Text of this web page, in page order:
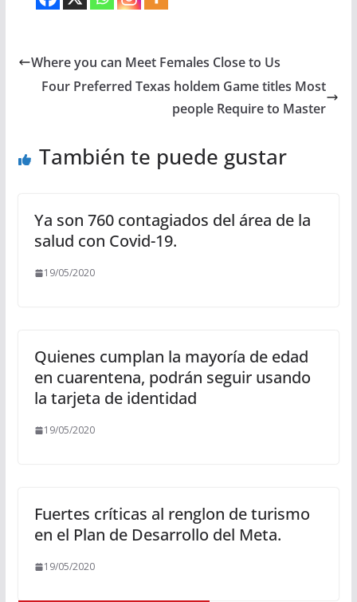
Where you can Meet Females Close to Us
Four Preferred Texas holdem Game titles Most
people Require to Master
También te puede gustar
Ya son 760 contagiados del área de la
salud con Covid-19.
19/05/2020
Quienes cumplan la mayoría de edad
en cuarentena, podrán seguir usando
la tarjeta de identidad
19/05/2020
Fuertes críticas al renglon de turismo
en el Plan de Desarrollo del Meta.
19/05/2020